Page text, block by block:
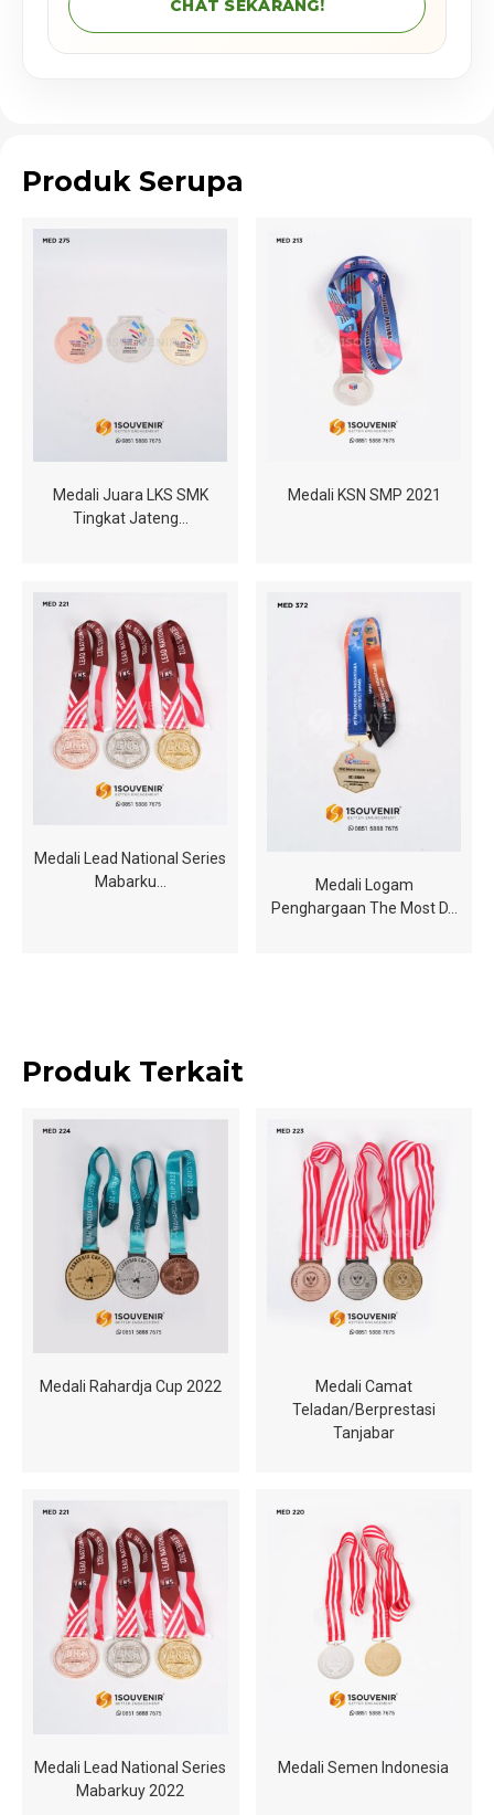
CHAT SEKARANG!
Produk Serupa
Medali Juara LKS SMK
Tingkat Jateng…
Medali KSN SMP 2021
Medali Lead National Series
Mabarku…
Medali Logam
Penghargaan The Most D…
Produk Terkait
Medali Rahardja Cup 2022
Medali Camat
Teladan/Berprestasi
Tanjabar
Medali Lead National Series
Mabarkuy 2022
Medali Semen Indonesia